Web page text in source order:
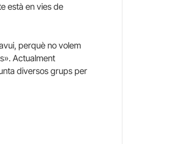
està en vies de
perquè no volem
Actualment
diversos grups per